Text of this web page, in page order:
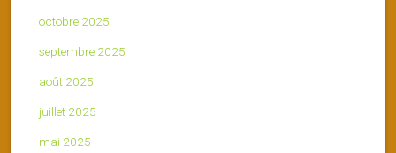
octobre 2025
septembre 2025
août 2025
juillet 2025
mai 2025